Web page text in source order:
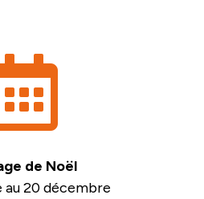
de Noël
au 20 décembre